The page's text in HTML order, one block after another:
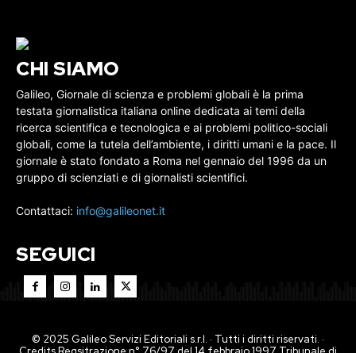
CHI SIAMO
Galileo, Giornale di scienza e problemi globali è la prima
testata giornalistica italiana online dedicata ai temi della
ricerca scientifica e tecnologica e ai problemi politico-sociali
globali, come la tutela dell’ambiente, i diritti umani e la pace. Il
giornale è stato fondato a Roma nel gennaio del 1996 da un
gruppo di scienziati e di giornalisti scientifici.
Contattaci: info@galileonet.it
SEGUICI
© 2025 Galileo Servizi Editoriali s.r.l. · Tutti i diritti riservati. ·